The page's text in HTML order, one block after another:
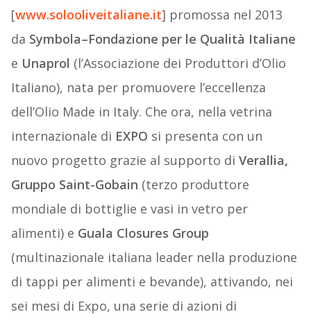
[www.solooliveitaliane.it] promossa nel 2013
da Symbola–Fondazione per le Qualità Italiane
e Unaprol (l’Associazione dei Produttori d’Olio
Italiano), nata per promuovere l’eccellenza
dell’Olio Made in Italy. Che ora, nella vetrina
internazionale di EXPO si presenta con un
nuovo progetto grazie al supporto di Verallia,
Gruppo Saint-Gobain (terzo produttore
mondiale di bottiglie e vasi in vetro per
alimenti) e Guala Closures Group
(multinazionale italiana leader nella produzione
di tappi per alimenti e bevande), attivando, nei
sei mesi di Expo, una serie di azioni di